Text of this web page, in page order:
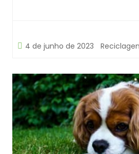
4 de junho de 2023